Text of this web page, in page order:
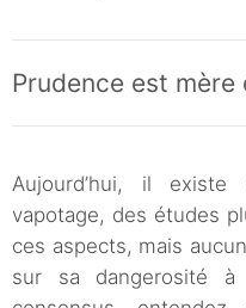
Prudence est mère
Aujourd’hui, il
vapotage, des études
ces aspects, mais
sur sa dangerosité